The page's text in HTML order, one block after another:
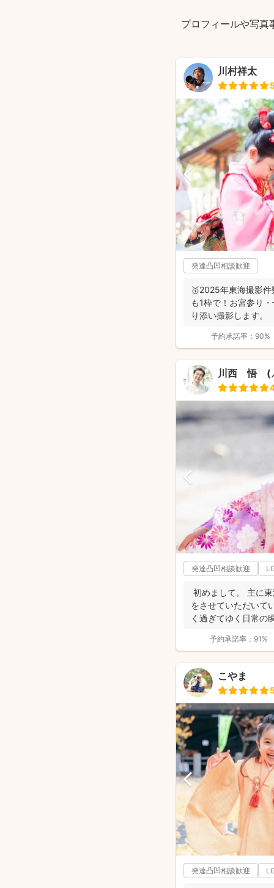
プロフィールや写真
川村祥太
発達凸凹相談歓迎
🥇2025年東海撮影
も1枠で！お宮参り
り添い撮影します。
予約承諾率： 90%
川西 悟
発達凸凹相談歓迎
初めまして。 主に
をさせていただいて
く過ぎてゆく日常の
予約承諾率： 91%
こやま
発達凸凹相談歓迎